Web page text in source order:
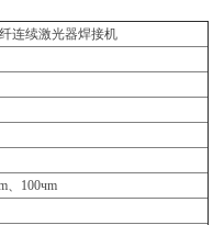
连续激光器焊接机
、100чm